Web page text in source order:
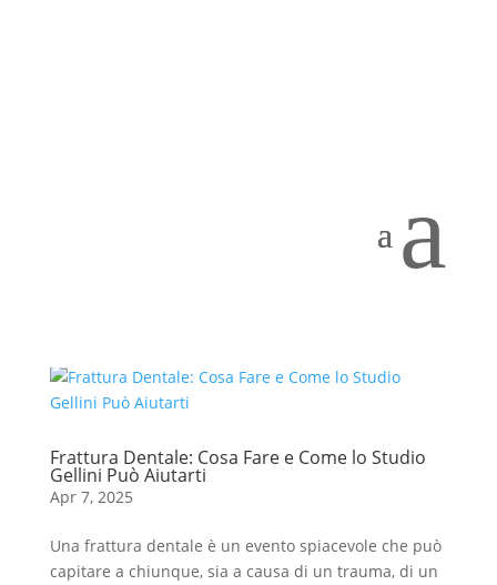
a
fraintesi, è “rigetto”. Spesso, infatti, i pazienti temono
Frattura Dentale: Cosa Fare e Come lo Studio
Gellini Può Aiutarti
Apr 7, 2025
Una frattura dentale è un evento spiacevole che può
capitare a chiunque, sia a causa di un trauma, di un